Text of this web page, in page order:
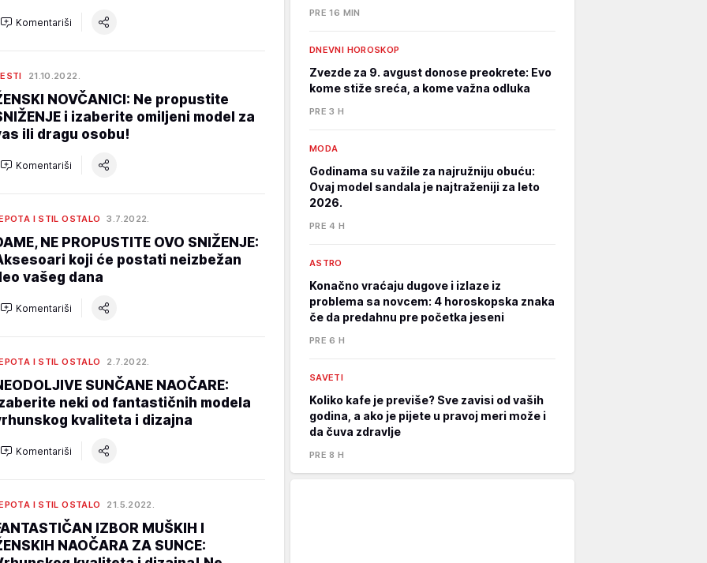
Komentariši
21.10.2022.
NOVČANICI: Ne propustite
i izaberite omiljeni model za
ili dragu osobu!
Komentariši
I STIL OSTALO 3.7.2022.
NE PROPUSTITE OVO SNIŽENJE:
koji će postati neizbežan
vašeg dana
Komentariši
I STIL OSTALO 2.7.2022.
SUNČANE NAOČARE:
neki od fantastičnih modela
kvaliteta i dizajna
Komentariši
I STIL OSTALO 21.5.2022.
IZBOR MUŠKIH I
NAOČARA ZA SUNCE:
PRE 16 MIN
DNEVNI HOROSKOP
Zvezde za 9. avgust donose preokrete: Evo
kome stiže sreća, a kome važna odluka
PRE 3 H
MODA
Godinama su važile za najružniju obuću:
Ovaj model sandala je najtraženiji za leto
2026.
PRE 4 H
ASTRO
Konačno vraćaju dugove i izlaze iz
problema sa novcem: 4 horoskopska znaka
če da predahnu pre početka jeseni
PRE 6 H
SAVETI
Koliko kafe je previše? Sve zavisi od vaših
godina, a ako je pijete u pravoj meri može i
da čuva zdravlje
PRE 8 H